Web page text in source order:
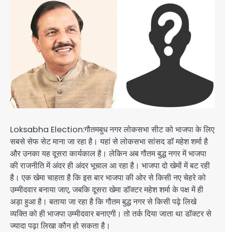
Loksabha Election:गौतमबुध नगर लोकसभा सीट को भाजपा के लिए
सबसे सेफ सेट माना जा रहा है। यहां से लोकसभा सांसद डॉ महेश शर्मा है
और उनका यह दूसरा कार्यकाल है। लेकिन अब गौतम बुद्ध नगर में भाजपा
की राजनीति में अंदर ही अंदर भूचाल आ रहा है। भाजपा दो खेमों में बट रही
है। एक खेमा चाहता है कि इस बार भाजपा की ओर से किसी नए चेहरे को
उम्मीदवार बनाया जाए, जबकि दूसरा खेमा डॉक्टर महेश शर्मा के पक्ष में ही
अड़ा हुआ है। बताया जा रहा है कि गौतम बुद्ध नगर से किसी पढ़े लिखे
व्यक्ति को ही भाजपा उम्मीदवार बनाएगी। तो तर्क दिया जाता था डॉक्टर से
ज्यादा पढ़ा लिखा कौन हो सकता है।